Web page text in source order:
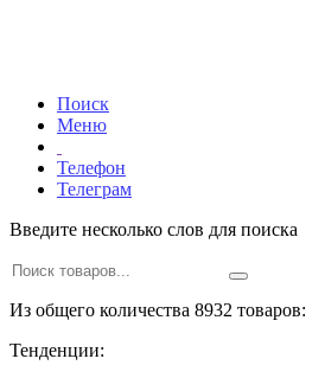
Поиск
Меню
Телефон
Телеграм
Введите несколько слов для поиска
Из общего количества 8932 товаров:
Тенденции: